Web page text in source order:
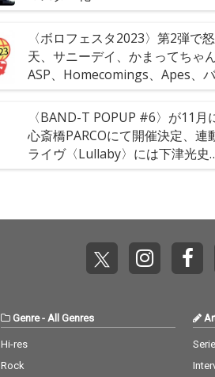
〈ボロフェスタ2023〉第2弾で
天、サニーデイ、かまってちゃん
ASP、Homecomings、Apes、バ
もん、ズーカラデル、PK
ら豪華出演者決定
〈BAND-T POPUP #6〉が11月
心斎橋PARCOにて開催決定、連
ライヴ〈Lullaby〉には下津光史
加藤修平、荒谷翔大が出演
Genre- All Genres
Hi-res
Rock